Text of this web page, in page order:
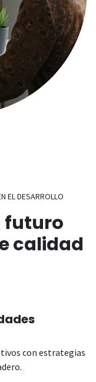
EL DESARROLLO
futuro
calidad
con estrategias